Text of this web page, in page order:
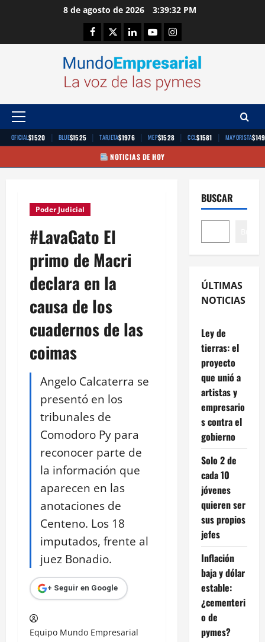
8 de agosto de 2026 3:39:33 PM
Facebook
TwitterLinkedinYoutubeInstagram
Menú
principal
OFICIAL$1520 | BLUE$1525 | TARJETA$1976 | MEP$1528 | CCL$1581 | MAYORISTA
NOTICIAS DE HOY
Poder Judicial
#LavaGato El
primo de Macri
declara en la
causa de los
cuadernos de las
coimas
Angelo Calcaterra se
presentó en los
tribunales de
Comodoro Py para
reconocer parte de
la información que
aparecen en las
anotaciones de
Centeno. Los 18
imputados, frente al
juez Bonadio.
+ Seguir en Google
Equipo Mundo Empresarial
BUSCAR
ÚLTIMAS
NOTICIAS
Ley de
tierras: el
proyecto
que unió a
artistas y
empresario
s contra el
gobierno
Solo 2 de
cada 10
jóvenes
quieren ser
sus propios
jefes
Inflación
baja y dólar
estable:
¿cementeri
o de
pymes?